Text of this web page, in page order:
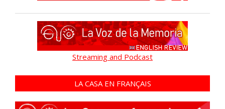
Streaming and Podcast
LA CASA EN FRANÇAIS